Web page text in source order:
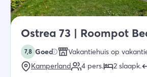
Ostrea 73 | Roompot
7,8 Goed
Vakantiehuis op
Kamperland
4 pers. 2 slaapk.